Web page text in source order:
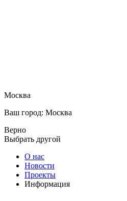
Москва
Ваш город: Москва
Верно
Выбрать другой
О нас
Новости
Проекты
Информация